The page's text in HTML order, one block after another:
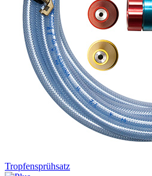
Tropfensprühsatz